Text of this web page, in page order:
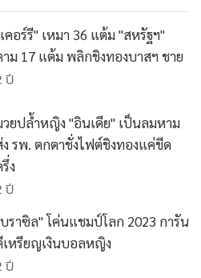
คอร์รี" เหมา 36 แต้ม "สหรัฐฯ"
ม 17 แต้ม พลิกชิงทองบาสฯ ชาย
ปี
ยปล้ำหญิง "อินเดีย" เป็นลมหาม
ง รพ. ตกตาชั่งไฟต์ชิงทองแค่ขีด
ง
ปี
ราซิล" โค่นแชมป์โลก 2023 การัน
หรียญเงินบอลหญิง
ปี